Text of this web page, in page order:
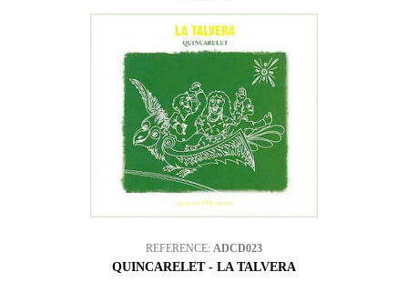
REFERENCE: ADCD023
QUINCARELET - LA TALVERA